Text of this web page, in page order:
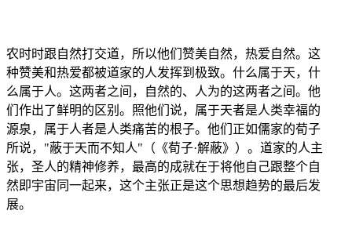
农时时跟自然打交道，所以他们赞美自然，热爱自然。这
种赞美和热爱都被道家的人发挥到极致。什么属于天，什
么属于人。这两者之间，自然的、人为的这两者之间。他
们作出了鲜明的区别。照他们说，属于天者是人类幸福的
源泉，属于人者是人类痛苦的根子。他们正如儒家的荀子
所说， "蔽于天而不知人"（《荀子·解蔽》）。道家的人主
张，圣人的精神修养，最高的成就在于将他自己跟整个自
然即宇宙同一起来，这个主张正是这个思想趋势的最后发
展。